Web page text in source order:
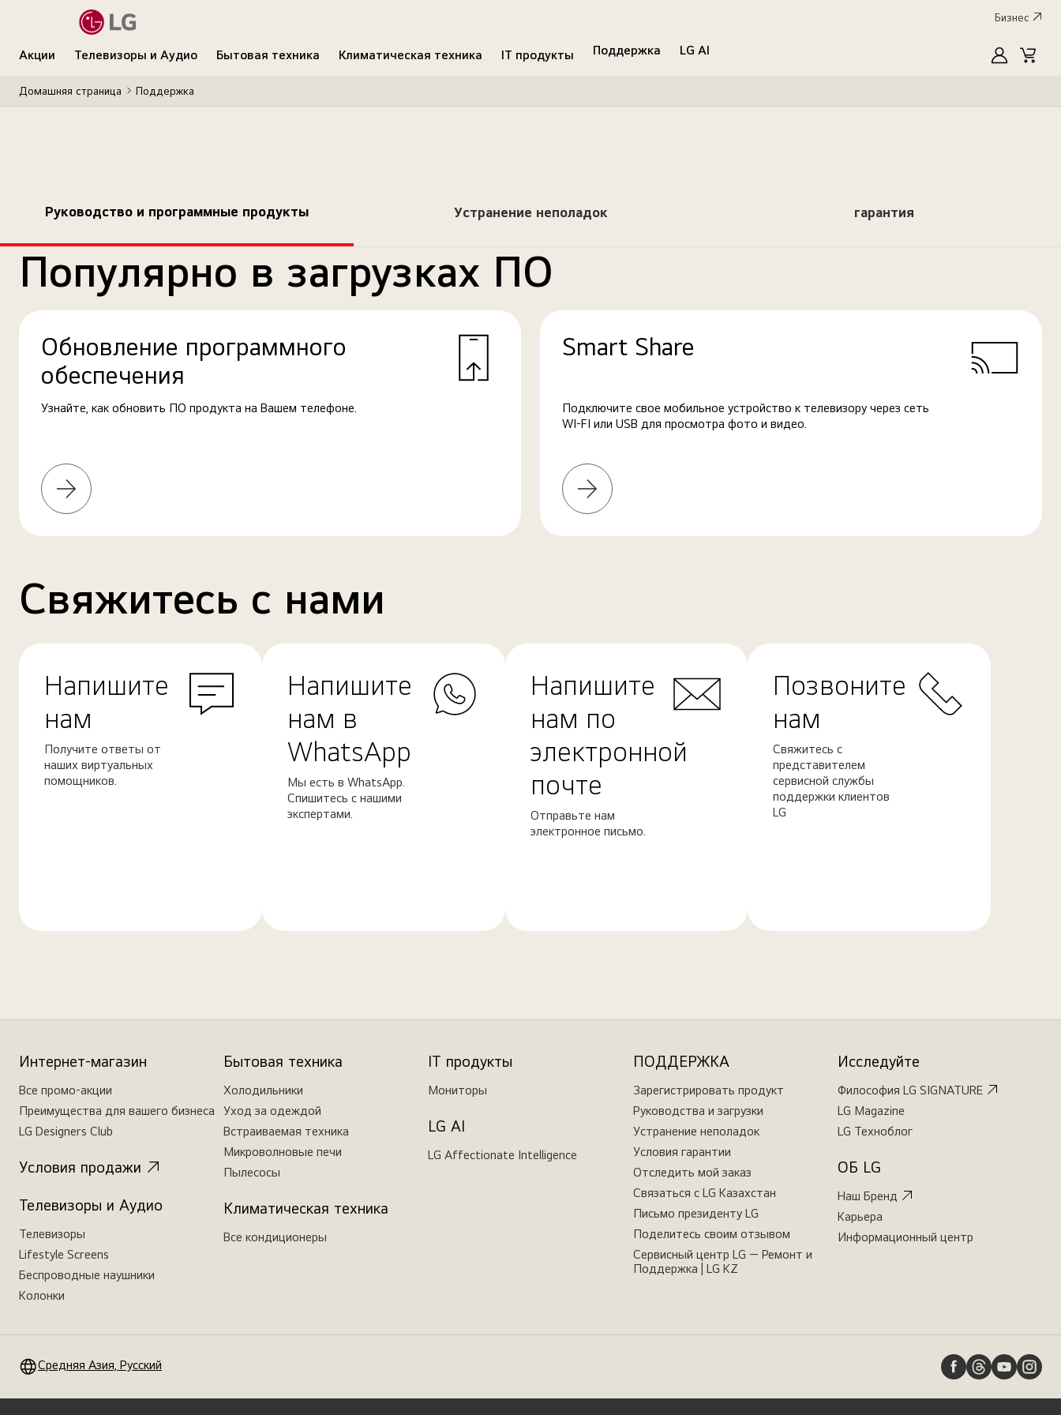
Бизнес
Акции Телевизоры и Аудио Бытовая техника Климатическая техника IT продукты Поддержка
LG AI
MyLGCart
Домашняя страница Поддержка
Руководство и программные продукты Устранение неполадок гарантия
Популярно в загрузках ПО
Обновление программного
обеспечения
Узнайте, как обновить ПО продукта на Вашем телефоне.
Узнать
больше
Smart Share
Подключите свое мобильное устройство к телевизору через сеть
WI-FI или USB для просмотра фото и видео.
Узнать
больше
Свяжитесь с нами
Напишите
нам
Получите ответы от
наших виртуальных
помощников.
Напишите
нам в
WhatsApp
Мы есть в WhatsApp.
Спишитесь с нашими
экспертами.
Напишите
нам по
электронной
почте
Отправьте нам
электронное письмо.
Позвоните
нам
Свяжитесь с
представителем
сервисной службы
поддержки клиентов
LG
Интернет-магазин
Все промо-акции
Преимущества для вашего бизнеса
LG Designers Club
Условия продажи
Телевизоры и Аудио
Телевизоры
Lifestyle Screens
Беспроводные наушники
Колонки
Бытовая техника
Холодильники
Уход за одеждой
Встраиваемая техника
Микроволновые печи
Пылесосы
Климатическая техника
Все кондиционеры
IT продукты
Мониторы
LG AI
LG Affectionate Intelligence
ПОДДЕРЖКА
Зарегистрировать продукт
Руководства и загрузки
Устранение неполадок
Условия гарантии
Отследить мой заказ
Связаться с LG Казахстан
Письмо президенту LG
Поделитесь своим отзывом
Сервисный центр LG — Ремонт и
Поддержка | LG KZ
Исследуйте
Философия LG SIGNATURE
LG Magazine
LG Техноблог
ОБ LG
Наш Бренд
Карьера
Информационный центр
Средняя Азия, Русский